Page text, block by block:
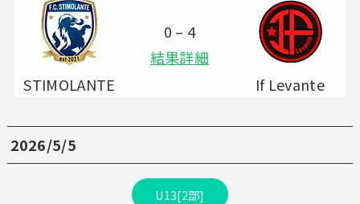
STIMOLANTE
0 – 4
結果詳細
If Levante
2026/5/5
U13[2部]